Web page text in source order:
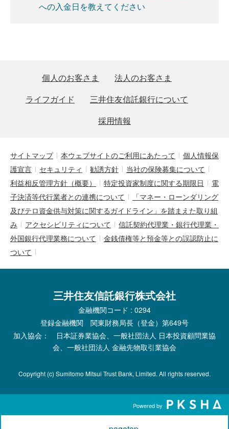
への入金日を教えてください
個人のお客さま
法人のお客さま
ライフガイド
三井住友信託銀行について
採用情報
サイトマップ 本ウェブサイトのご利用にあたって
個人情報保
護宣言
セキュリティ 勧誘方針
当社の保険募集について
利益相反管理方針（概要）
特定投資家制度に関する期限日
電
子決済等代行業者との連携について
「マネー・ローンダリング
及びテロ資金供与対策に関するガイドライン」を踏まえた取り組
み
アクセシビリティについて
信託契約代理業・銀行代理業・
外国銀行代理業務について
金銭債権等と預金等との誤認防止に
ついて
三井住友信託銀行株式会社
金融機関コード : 0294
登録金融機関 関東財務局長（登金）第649号
加入協会： 日本証券業協会、一般社団法人 日本投資顧問業協
会、一般社団法人 金融先物取引業協会
Copyright (c) Sumitomo Mitsui Trust Bank, Limited. All rights reserved.
Powered by